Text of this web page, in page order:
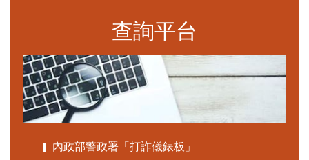
查詢平台
內政部警政署「打詐儀錶板」